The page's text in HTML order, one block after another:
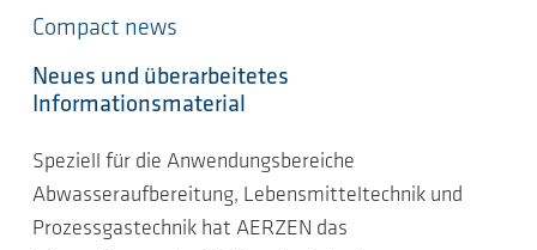
Compact news
Neues und überarbeitetes
Informationsmaterial
Speziell für die Anwendungsbereiche
Abwasseraufbereitung, Lebensmitteltechnik und
Prozessgastechnik hat AERZEN das